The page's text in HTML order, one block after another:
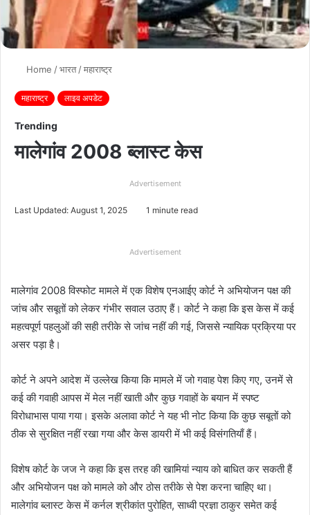
Home /भारत /महाराष्ट्र
महाराष्ट्र लाइव अपडेट
Trending
मालेगांव 2008 ब्लास्ट केस
Advertisement
Last Updated: August 1, 2025 1 minute read
Advertisement
मालेगांव 2008 विस्फोट मामले में एक विशेष एनआईए कोर्ट ने अभियोजन पक्ष की
जांच और सबूतों को लेकर गंभीर सवाल उठाए हैं। कोर्ट ने कहा कि इस केस में कई
महत्वपूर्ण पहलुओं की सही तरीके से जांच नहीं की गई, जिससे न्यायिक प्रक्रिया पर
असर पड़ा है।
कोर्ट ने अपने आदेश में उल्लेख किया कि मामले में जो गवाह पेश किए गए, उनमें से
कई की गवाही आपस में मेल नहीं खाती और कुछ गवाहों के बयान में स्पष्ट
विरोधाभास पाया गया। इसके अलावा कोर्ट ने यह भी नोट किया कि कुछ सबूतों को
ठीक से सुरक्षित नहीं रखा गया और केस डायरी में भी कई विसंगतियाँ हैं।
विशेष कोर्ट के जज ने कहा कि इस तरह की खामियां न्याय को बाधित कर सकती हैं
और अभियोजन पक्ष को मामले को और ठोस तरीके से पेश करना चाहिए था।
मालेगांव ब्लास्ट केस में कर्नल श्रीकांत पुरोहित, साध्वी प्रज्ञा ठाकुर समेत कई